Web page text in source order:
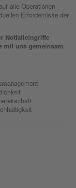
alle Operationen
Erfordernisse der
Notfalleingriffe
mit uns gemeinsam